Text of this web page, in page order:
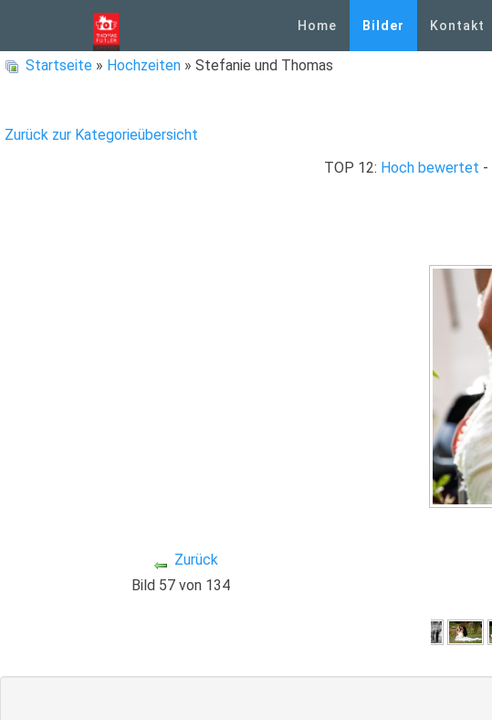
Home Bilder Kontakt
Startseite » Hochzeiten » Stefanie und Thomas
Zurück zur Kategorieübersicht
TOP 12: Hoch bewertet -
Zurück
Bild 57 von 134